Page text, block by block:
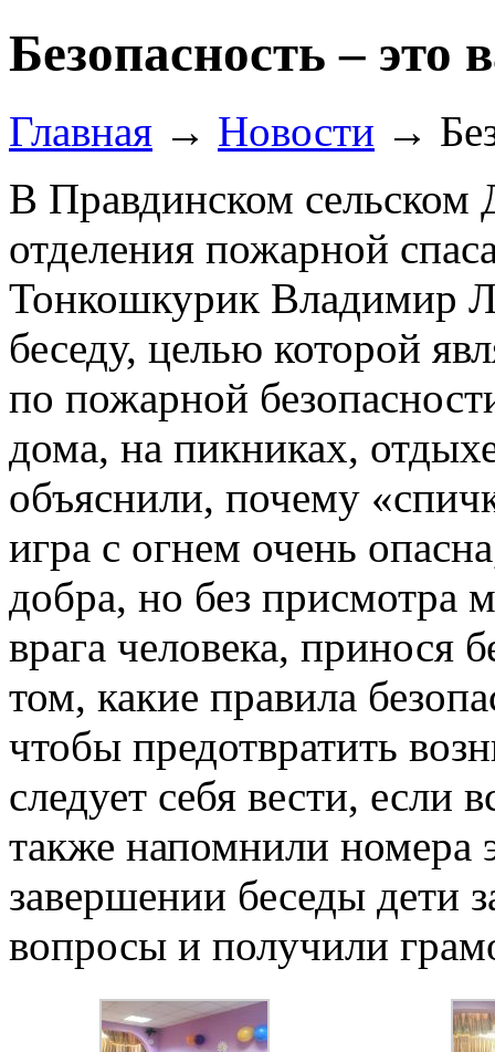
Безопасность – это
Главная → Новости →
В Правдинском сельском
отделения пожарной
Тонкошкурик Владимир
беседу, целью которой
по пожарной
дома, на пикниках,
объяснили, почему
игра с огнем очень
добра, но без присмотра
врага человека, принося
том, какие правила
чтобы предотвратить
следует себя вести, если
также напомнили номера
завершении беседы дети
вопросы и получили